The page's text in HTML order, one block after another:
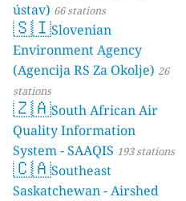
ústav) 66 stations
🇸🇮Slovenian
Environment Agency
(Agencija RS Za Okolje) 26
stations
🇿🇦South African Air
Quality Information
System - SAAQIS 193 stations
🇨🇦Southeast
Saskatchewan - Airshed